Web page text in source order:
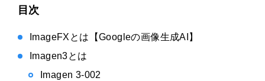
目次
ImageFXとは【Googleの画像生成AI】
Imagen3とは
Imagen 3-002